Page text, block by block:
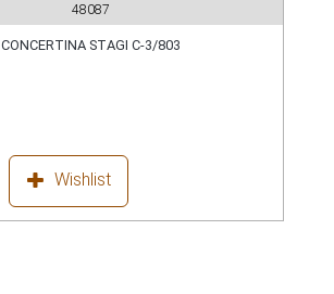
48087
CONCERTINA STAGI C-3/803
Wishlist